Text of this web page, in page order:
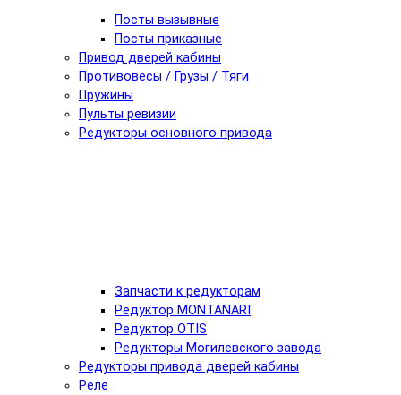
Посты вызывные
Посты приказные
Привод дверей кабины
Противовесы / Грузы / Тяги
Пружины
Пульты ревизии
Редукторы основного привода
Запчасти к редукторам
Редуктор MONTANARI
Редуктор OTIS
Редукторы Могилевского завода
Редукторы привода дверей кабины
Реле